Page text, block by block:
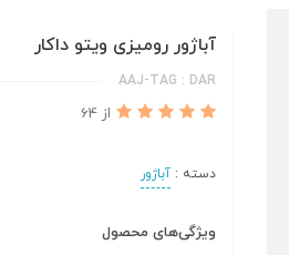
آباژور رومیزی ویتو داکار
AAJ-TAG : DAR
از 64
دسته :آباژور
ویژگی‌های محصول